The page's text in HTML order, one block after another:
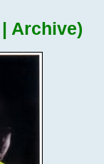
Archive)